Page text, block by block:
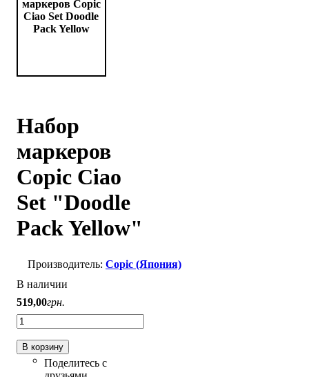
Набор
маркеров
Copic Ciao
Set "Doodle
Pack Yellow"
Copic (Япония)
В наличии
519,00грн.
В корзину